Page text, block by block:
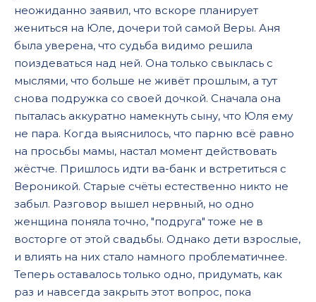
неожиданно заявил, что вскоре планирует
жениться на Юле, дочери той самой Веры. Аня
была уверена, что судьба видимо решила
поиздеваться над ней. Она только свыклась с
мыслями, что больше не живёт прошлым, а тут
снова подружка со своей дочкой. Сначала она
пыталась аккуратно намекнуть сыну, что Юля ему
не пара. Когда выяснилось, что парню всё равно
на просьбы мамы, настал момент действовать
жёстче. Пришлось идти ва-банк и встретиться с
Вероникой. Старые счёты естественно никто не
забыл. Разговор вышел нервный, но одно
женщина поняла точно, "подруга" тоже не в
восторге от этой свадьбы. Однако дети взрослые,
и влиять на них стало намного проблематичнее.
Теперь оставалось только одно, придумать, как
раз и навсегда закрыть этот вопрос, пока